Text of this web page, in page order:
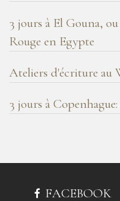
3 jours à El Gouna,
Rouge en Egypte
Ateliers d'écriture au
3 jours à
FACEBOOK